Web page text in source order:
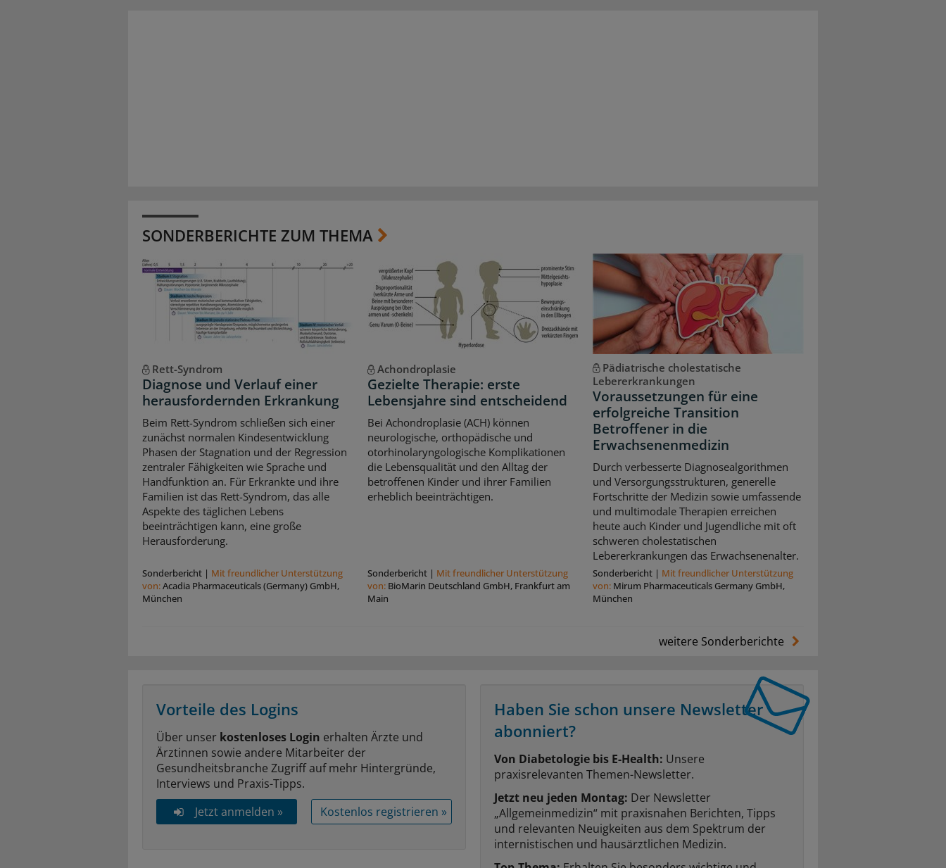
SONDERBERICHTE ZUM THEMA
Rett-Syndrom
Diagnose und Verlauf einer
herausfordernden Erkrankung
Beim Rett-Syndrom schließen sich einer
zunächst normalen Kindesentwicklung
Phasen der Stagnation und der Regression
zentraler Fähigkeiten wie Sprache und
Handfunktion an. Für Erkrankte und ihre
Familien ist das Rett-Syndrom, das alle
Aspekte des täglichen Lebens
beeinträchtigen kann, eine große
Herausforderung.
Sonderbericht | Mit freundlicher Unterstützung
von:Acadia Pharmaceuticals (Germany) GmbH,
München
Achondroplasie
Gezielte Therapie: erste
Lebensjahre sind entscheidend
Bei Achondroplasie (ACH) können
neurologische, orthopädische und
otorhinolaryngologische Komplikationen
die Lebensqualität und den Alltag der
betroffenen Kinder und ihrer Familien
erheblich beeinträchtigen.
Sonderbericht| Mit freundlicher Unterstützung
von: BioMarin Deutschland GmbH, Frankfurt am
Main
Pädiatrische cholestatische
Lebererkrankungen
Voraussetzungen für eine
erfolgreiche Transition
Betroffener in die
Erwachsenenmedizin
Durch verbesserte Diagnosealgorithmen
und Versorgungsstrukturen, generelle
Fortschritte der Medizin sowie umfassende
und multimodale Therapien erreichen
heute auch Kinder und Jugendliche mit oft
schweren cholestatischen
Lebererkrankungen das Erwachsenenalter.
Sonderbericht| Mit freundlicher Unterstützung
von: Mirum Pharmaceuticals Germany GmbH,
München
weitere Sonderberichte
Vorteile des Logins
Über unser kostenloses Login erhalten Ärzte und
Ärztinnen sowie andere Mitarbeiter der
Gesundheitsbranche Zugriff auf mehr Hintergründe,
Interviews und Praxis-Tipps.
Jetzt anmelden »
Kostenlos registrieren »
Haben Sie schon unsere Newsletter
abonniert?
Von Diabetologie bis E-Health: Unsere
praxisrelevanten Themen-Newsletter.
Jetzt neu jeden Montag: Der Newsletter
„Allgemeinmedizin“ mit praxisnahen Berichten, Tipps
und relevanten Neuigkeiten aus dem Spektrum der
internistischen und hausärztlichen Medizin.